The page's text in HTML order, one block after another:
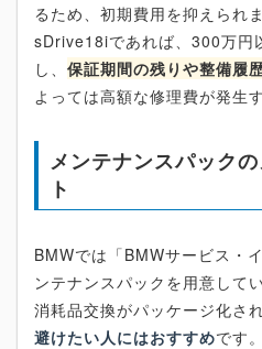
るため、初期費用を抑えられ
sDrive18iであれば、300万円
し、 保証期間の残りや整備履
よっては高額な修理費が発生
メンテナンスパック
ト
BMWでは「BMWサービス・
ンテナンスパックを用意して
消耗品交換がパッケージ化され
避けたい人にはおすすめです